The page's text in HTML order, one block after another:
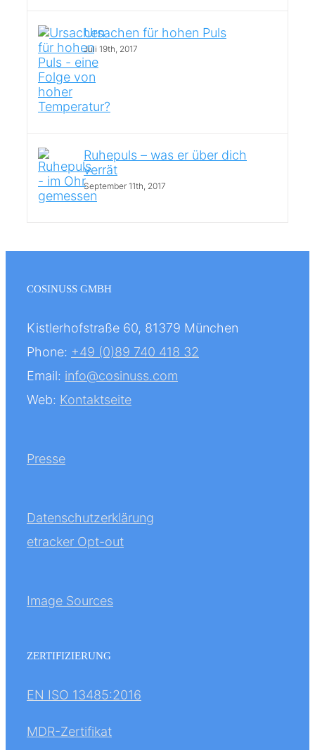
Ursachen für hohen Puls
Juli 19th, 2017
Ruhepuls – was er über dich
verrät
September 11th, 2017
COSINUSS GMBH
Kistlerhofstraße 60, 81379 München
Phone: +49 (0)89 740 418 32
Email: info@cosinuss.com
Web: Kontaktseite
Presse
Datenschutzerklärung
etracker Opt-out
Image Sources
ZERTIFIZIERUNG
EN ISO 13485:2016
MDR-Zertifikat